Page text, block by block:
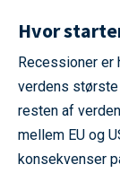
Hvor
Recessioner
verdens
resten af
mellem EU og
konsekvenser